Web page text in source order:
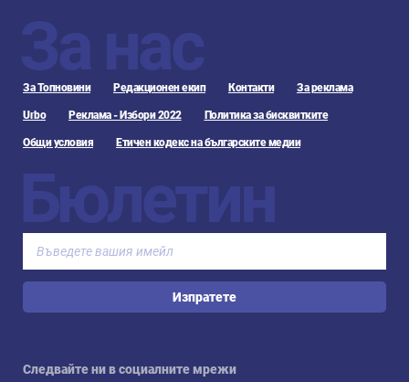
За нас
За Топновини Редакционен екип Контакти За реклама
Urbo Реклама - Избори 2022 Политика за бисквитките
Общи условия Етичен кодекс на българските медии
Бюлетин
Изпратете
Следвайте ни в социалните мрежи